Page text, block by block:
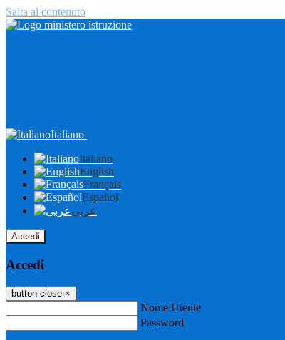
Salta al contenuto
Italiano
Italiano
English
Français
Español
عربى
Accedi
Accedi
button close ×
Nome Utente
Password